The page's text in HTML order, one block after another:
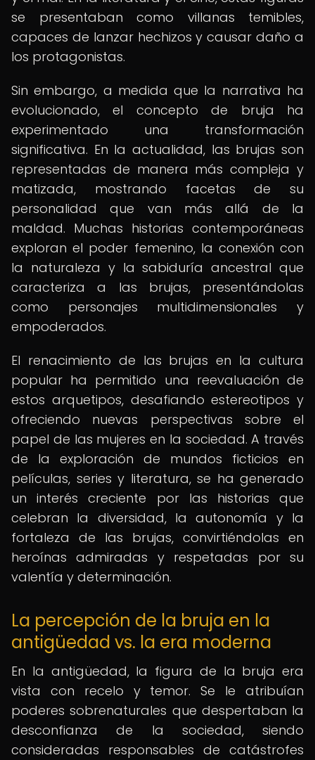
se presentaban como villanas temibles,
capaces de lanzar hechizos y causar daño a
los protagonistas.
Sin embargo, a medida que la narrativa ha
evolucionado, el concepto de bruja ha
experimentado una transformación
significativa. En la actualidad, las brujas son
representadas de manera más compleja y
matizada, mostrando facetas de su
personalidad que van más allá de la
maldad. Muchas historias contemporáneas
exploran el poder femenino, la conexión con
la naturaleza y la sabiduría ancestral que
caracteriza a las brujas, presentándolas
como personajes multidimensionales y
empoderados.
El renacimiento de las brujas en la cultura
popular ha permitido una reevaluación de
estos arquetipos, desafiando estereotipos y
ofreciendo nuevas perspectivas sobre el
papel de las mujeres en la sociedad. A través
de la exploración de mundos ficticios en
películas, series y literatura, se ha generado
un interés creciente por las historias que
celebran la diversidad, la autonomía y la
fortaleza de las brujas, convirtiéndolas en
heroínas admiradas y respetadas por su
valentía y determinación.
La percepción de la bruja en la
antigüedad vs. la era moderna
En la antigüedad, la figura de la bruja era
vista con recelo y temor. Se le atribuían
poderes sobrenaturales que despertaban la
desconfianza de la sociedad, siendo
consideradas responsables de catástrofes